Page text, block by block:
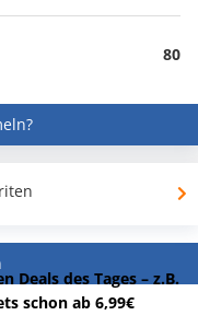
80
Deals des Tages – z.B.
schon ab 6,99€